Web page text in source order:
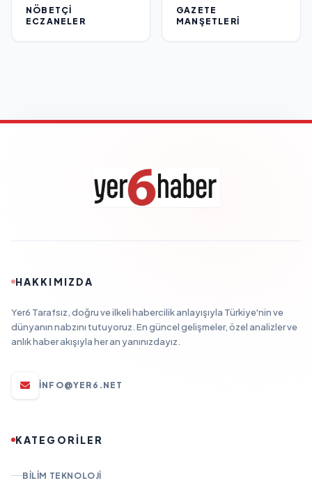
NÖBETÇI
ECZANELER
GAZETE
MANŞETLERI
HAKKIMIZDA
Yer6 Tarafsız, doğru ve ilkeli habercilik anlayışıyla Türkiye'nin ve
dünyanın nabzını tutuyoruz. En güncel gelişmeler, özel analizler ve
anlık haber akışıyla her an yanınızdayız.
INFO@YER6.NET
KATEGORİLER
BILIM TEKNOLOJI